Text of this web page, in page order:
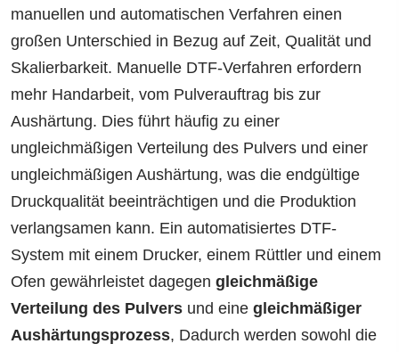
manuellen und automatischen Verfahren einen
großen Unterschied in Bezug auf Zeit, Qualität und
Skalierbarkeit. Manuelle DTF-Verfahren erfordern
mehr Handarbeit, vom Pulverauftrag bis zur
Aushärtung. Dies führt häufig zu einer
ungleichmäßigen Verteilung des Pulvers und einer
ungleichmäßigen Aushärtung, was die endgültige
Druckqualität beeinträchtigen und die Produktion
verlangsamen kann. Ein automatisiertes DTF-
System mit einem Drucker, einem Rüttler und einem
Ofen gewährleistet dagegen gleichmäßige
Verteilung des Pulvers und eine gleichmäßiger
Aushärtungsprozess, Dadurch werden sowohl die